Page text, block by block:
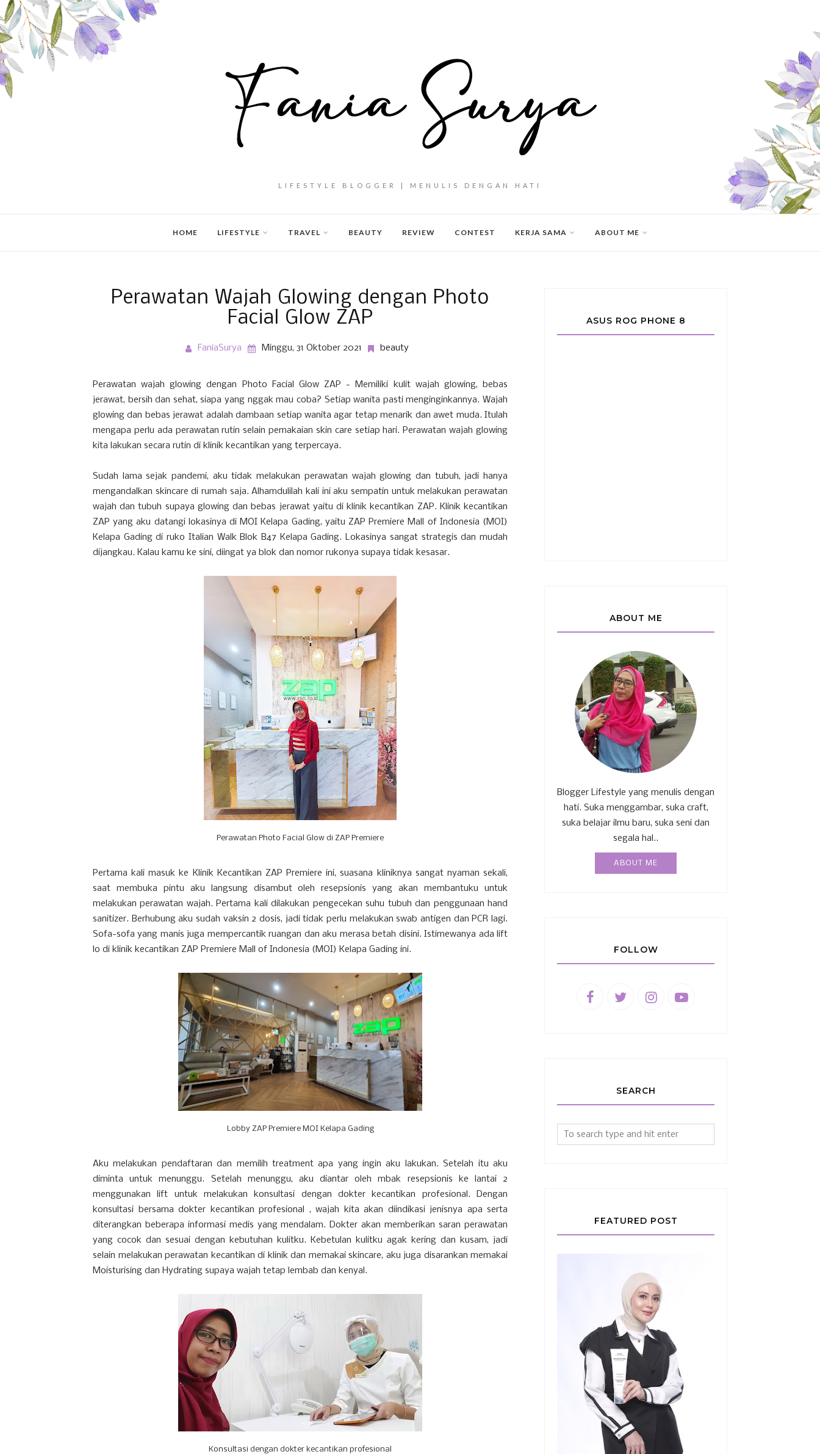
LIFESTYLE BLOGGER | MENULIS DENGAN HATI
HOME LIFESTYLE TRAVEL BEAUTY REVIEW CONTEST KERJA SAMA ABOUT ME
Perawatan Wajah Glowing dengan Photo
Facial Glow ZAP
FaniaSurya Minggu, 31 Oktober 2021 beauty
Perawatan wajah glowing dengan Photo Facial Glow ZAP - Memiliki kulit wajah glowing, bebas
jerawat, bersih dan sehat, siapa yang nggak mau coba? Setiap wanita pasti menginginkannya. Wajah
glowing dan bebas jerawat adalah dambaan setiap wanita agar tetap menarik dan awet muda. Itulah
mengapa perlu ada perawatan rutin selain pemakaian skin care setiap hari. Perawatan wajah glowing
kita lakukan secara rutin di klinik kecantikan yang terpercaya.
Sudah lama sejak pandemi, aku tidak melakukan perawatan wajah glowing dan tubuh, jadi hanya
mengandalkan skincare di rumah saja. Alhamdulilah kali ini aku sempatin untuk melakukan perawatan
wajah dan tubuh supaya glowing dan bebas jerawat yaitu di klinik kecantikan ZAP. Klinik kecantikan
ZAP yang aku datangi lokasinya di MOI Kelapa Gading, yaitu ZAP Premiere Mall of Indonesia (MOI)
Kelapa Gading di ruko Italian Walk Blok B47 Kelapa Gading. Lokasinya sangat strategis dan mudah
dijangkau. Kalau kamu ke sini, diingat ya blok dan nomor rukonya supaya tidak kesasar.
Perawatan Photo Facial Glow di ZAP Premiere
Pertama kali masuk ke Klinik Kecantikan ZAP Premiere ini, suasana kliniknya sangat nyaman sekali,
saat membuka pintu aku langsung disambut oleh resepsionis yang akan membantuku untuk
melakukan perawatan wajah. Pertama kali dilakukan pengecekan suhu tubuh dan penggunaan hand
sanitizer. Berhubung aku sudah vaksin 2 dosis, jadi tidak perlu melakukan swab antigen dan PCR lagi.
Sofa-sofa yang manis juga mempercantik ruangan dan aku merasa betah disini. Istimewanya ada lift
lo di klinik kecantikan ZAP Premiere Mall of Indonesia (MOI) Kelapa Gading ini.
Lobby ZAP Premiere MOI Kelapa Gading
Aku melakukan pendaftaran dan memilih treatment apa yang ingin aku lakukan. Setelah itu aku
diminta untuk menunggu. Setelah menunggu, aku diantar oleh mbak resepsionis ke lantai 2
menggunakan lift untuk melakukan konsultasi dengan dokter kecantikan profesional. Dengan
konsultasi bersama dokter kecantikan profesional , wajah kita akan diindikasi jenisnya apa serta
diterangkan beberapa informasi medis yang mendalam. Dokter akan memberikan saran perawatan
yang cocok dan sesuai dengan kebutuhan kulitku. Kebetulan kulitku agak kering dan kusam, jadi
selain melakukan perawatan kecantikan di klinik dan memakai skincare, aku juga disarankan memakai
Moisturising dan Hydrating supaya wajah tetap lembab dan kenyal.
Konsultasi dengan dokter kecantikan profesional
ASUS ROG PHONE 8
ABOUT ME
Blogger Lifestyle yang menulis dengan
hati. Suka menggambar, suka craft,
suka belajar ilmu baru, suka seni dan
segala hal..
ABOUT ME
FOLLOW
SEARCH
FEATURED POST